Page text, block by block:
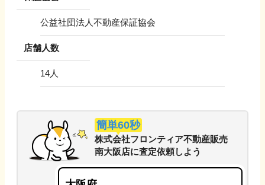
公益社団法人不動産保証協会
店舗人数
14人
簡単60秒
株式会社フロンティア不動産販売
南大阪店に査定依頼しよう